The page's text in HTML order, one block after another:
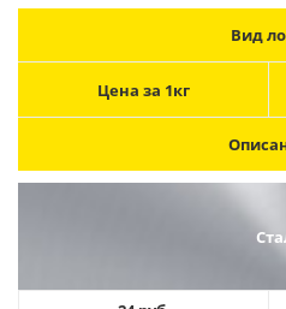
Вид
Цена за 1кг